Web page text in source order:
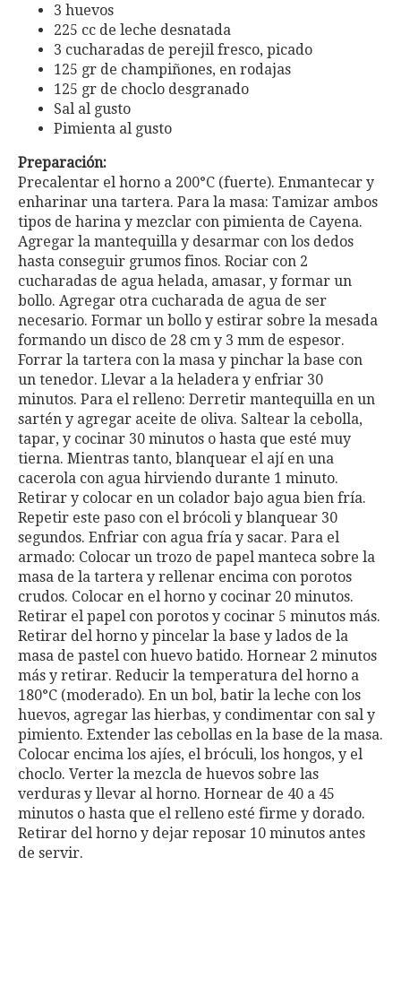
3 huevos
225 cc de leche desnatada
3 cucharadas de perejil fresco, picado
125 gr de champiñones, en rodajas
125 gr de choclo desgranado
Sal al gusto
Pimienta al gusto
Preparación:
Precalentar el horno a 200°C (fuerte). Enmantecar y
enharinar una tartera. Para la masa: Tamizar ambos
tipos de harina y mezclar con pimienta de Cayena.
Agregar la mantequilla y desarmar con los dedos
hasta conseguir grumos finos. Rociar con 2
cucharadas de agua helada, amasar, y formar un
bollo. Agregar otra cucharada de agua de ser
necesario. Formar un bollo y estirar sobre la mesada
formando un disco de 28 cm y 3 mm de espesor.
Forrar la tartera con la masa y pinchar la base con
un tenedor. Llevar a la heladera y enfriar 30
minutos. Para el relleno: Derretir mantequilla en un
sartén y agregar aceite de oliva. Saltear la cebolla,
tapar, y cocinar 30 minutos o hasta que esté muy
tierna. Mientras tanto, blanquear el ají en una
cacerola con agua hirviendo durante 1 minuto.
Retirar y colocar en un colador bajo agua bien fría.
Repetir este paso con el brócoli y blanquear 30
segundos. Enfriar con agua fría y sacar. Para el
armado: Colocar un trozo de papel manteca sobre la
masa de la tartera y rellenar encima con porotos
crudos. Colocar en el horno y cocinar 20 minutos.
Retirar el papel con porotos y cocinar 5 minutos más.
Retirar del horno y pincelar la base y lados de la
masa de pastel con huevo batido. Hornear 2 minutos
más y retirar. Reducir la temperatura del horno a
180°C (moderado). En un bol, batir la leche con los
huevos, agregar las hierbas, y condimentar con sal y
pimiento. Extender las cebollas en la base de la masa.
Colocar encima los ajíes, el bróculi, los hongos, y el
choclo. Verter la mezcla de huevos sobre las
verduras y llevar al horno. Hornear de 40 a 45
minutos o hasta que el relleno esté firme y dorado.
Retirar del horno y dejar reposar 10 minutos antes
de servir.